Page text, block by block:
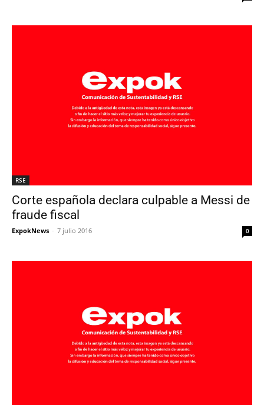
RSE
Corte española declara culpable a Messi de
fraude fiscal
ExpokNews - 7 julio 2016 0